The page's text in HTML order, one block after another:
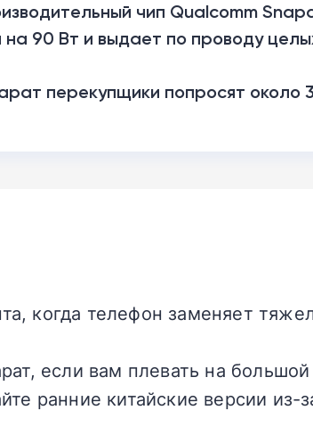
чип Qualcomm
90 Вт и выдает по проводу
перекупщики попросят около
когда телефон заменяет
если вам плевать на
ранние китайские версии